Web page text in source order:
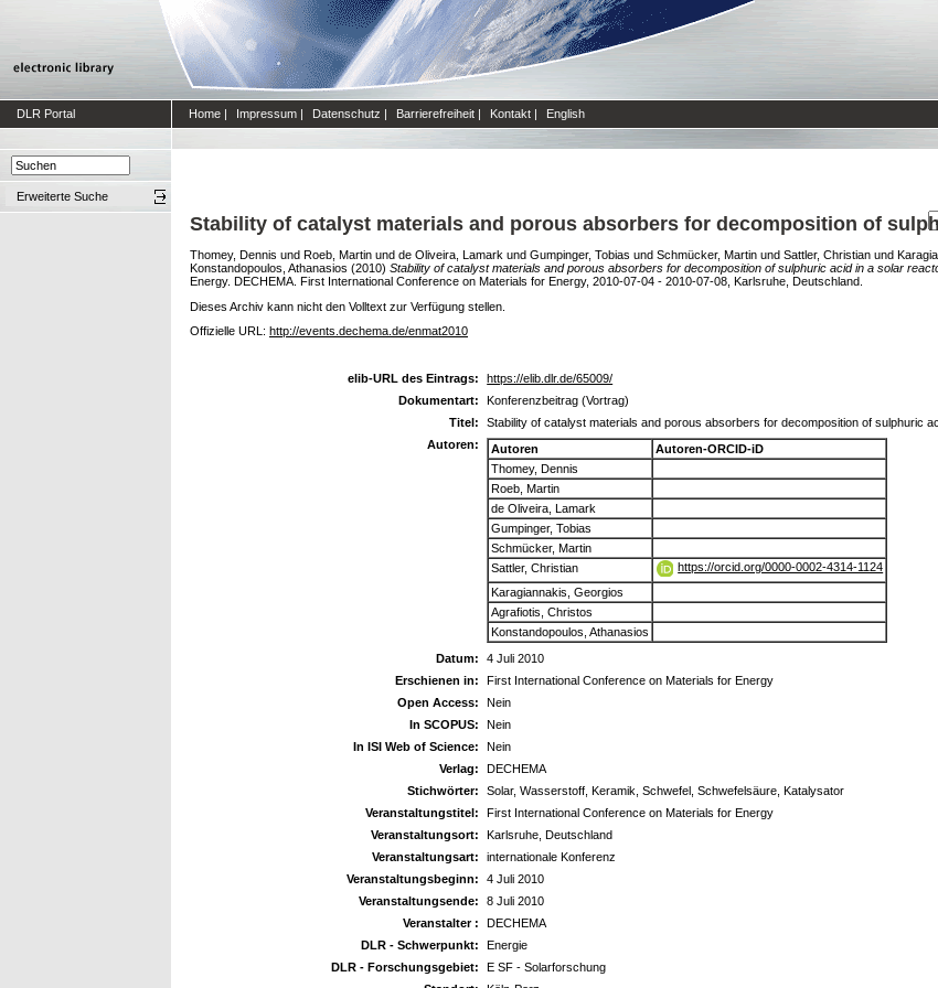
DLR Portal Home | Impressum | Datenschutz | Barrierefreiheit | Kontakt | English
Erweiterte Suche
Stability of catalyst materials and porous absorbers for decomposition of
Thomey, Dennis und Roeb, Martin und de Oliveira, Lamark und Gumpinger, Tobias und Schmücker, Martin und Sattler, Christian und
Konstandopoulos, Athanasios (2010) Stability of catalyst materials and porous absorbers for decomposition of sulphuric acid in a solar
Energy. DECHEMA. First International Conference on Materials for Energy, 2010-07-04 - 2010-07-08, Karlsruhe, Deutschland.
Dieses Archiv kann nicht den Volltext zur Verfügung stellen.
Offizielle URL: http://events.dechema.de/enmat2010
elib-URL des Eintrags:
https://elib.dlr.de/65009/
Dokumentart:
Konferenzbeitrag (Vortrag)
Titel:
Stability of catalyst materials and porous absorbers for decomposition of sulphuric
Autoren:
Autoren
Autoren-ORCID-iD
Thomey, Dennis
Roeb, Martin
de Oliveira, Lamark
Gumpinger, Tobias
Schmücker, Martin
Sattler, Christian
https://orcid.org/0000-0002-4314-1124
Karagiannakis, Georgios
Agrafiotis, Christos
Konstandopoulos, Athanasios
Datum:
4 Juli 2010
Erschienen in:
First International Conference on Materials for Energy
Open Access:
Nein
In SCOPUS:
Nein
In ISI Web of Science:
Nein
Verlag:
DECHEMA
Stichwörter:
Solar, Wasserstoff, Keramik, Schwefel, Schwefelsäure, Katalysator
Veranstaltungstitel:
First International Conference on Materials for Energy
Veranstaltungsort:
Karlsruhe, Deutschland
Veranstaltungsart:
internationale Konferenz
Veranstaltungsbeginn:
4 Juli 2010
Veranstaltungsende:
8 Juli 2010
Veranstalter :
DECHEMA
DLR - Schwerpunkt:
Energie
DLR - Forschungsgebiet:
E SF - Solarforschung